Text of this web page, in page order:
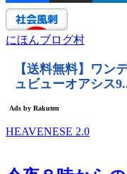
にほんブログ村
HEAVENESE 2.0